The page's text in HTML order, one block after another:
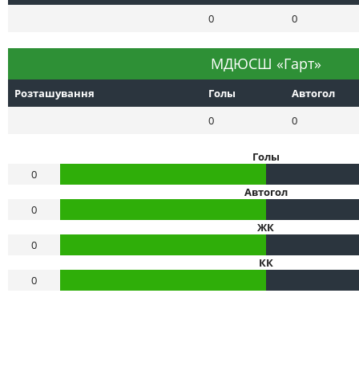
0
0
МДЮСШ «Гарт»
Розташування Голы
Автогол
0
0
Голы
0
Автогол
0
ЖК
0
КК
0